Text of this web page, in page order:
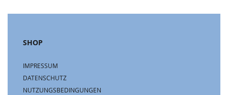
SHOP
IMPRESSUM
DATENSCHUTZ
NUTZUNGSBEDINGUNGEN